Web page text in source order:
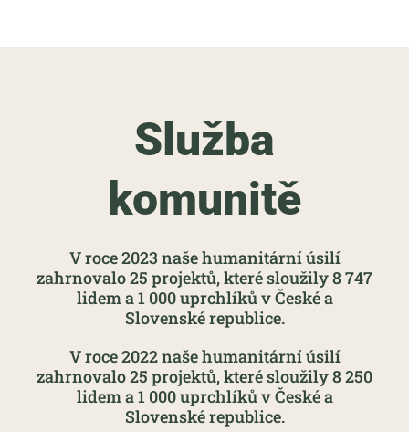
Služba
komunitě
V roce 2023 naše humanitární úsilí
zahrnovalo 25 projektů, které sloužily 8 747
lidem a 1 000 uprchlíků v České a
Slovenské republice.
V roce 2022 naše humanitární úsilí
zahrnovalo 25 projektů, které sloužily 8 250
lidem a 1 000 uprchlíků v České a
Slovenské republice.